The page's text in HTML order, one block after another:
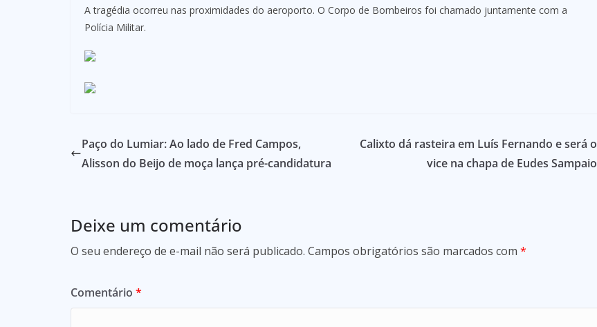
A tragédia ocorreu nas proximidades do aeroporto. O Corpo de Bombeiros foi chamado juntamente com a
Polícia Militar.
Paço do Lumiar: Ao lado de Fred Campos,
Alisson do Beijo de moça lança pré-candidatura
Calixto dá rasteira em Luís Fernando e será o
vice na chapa de Eudes Sampaio
Deixe um comentário
O seu endereço de e-mail não será publicado. Campos obrigatórios são marcados com *
Comentário *